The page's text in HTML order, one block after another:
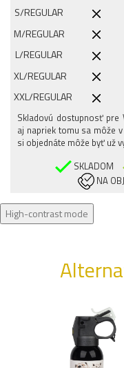
S/REGULAR
M/REGULAR
L/REGULAR
XL/REGULAR
XXL/REGULAR
Skladovú dostupnosť pre
aj napriek tomu sa môže
si objednáte môže byť už
SKLADOM
NA
High-contrast mode